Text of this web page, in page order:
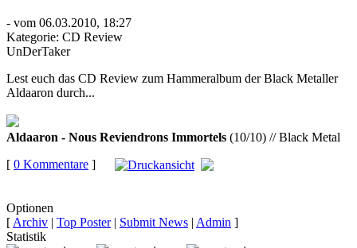
- vom 06.03.2010, 18:27
Kategorie: CD Review
UnDerTaker
Lest euch das CD Review zum Hammeralbum der Black Metaller
Aldaaron durch...
Aldaaron - Nous Reviendrons Immortels (10/10) // Black Metal
[ 0 Kommentare ]
Optionen
[ Archiv | Top Poster| Submit News | Admin ]
Statistik